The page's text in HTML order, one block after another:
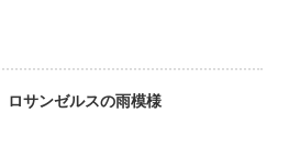
ロサンゼルスの雨模様